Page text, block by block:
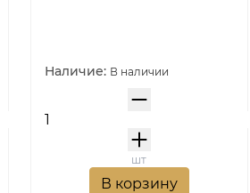
Наличие: В наличии
шт
В корзину